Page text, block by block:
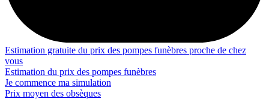
Estimation gratuite du prix des pompes funèbres proche de chez
vous
Estimation du prix des pompes funèbres
Je commence ma simulation
Prix moyen des obsèques